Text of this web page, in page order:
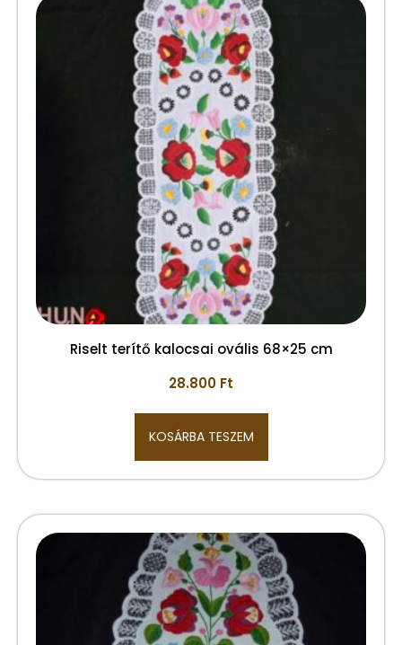
Riselt terítő kalocsai ovális 68×25 cm
28.800 Ft
KOSÁRBA TESZEM